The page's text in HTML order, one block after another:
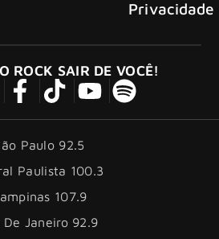
Privacidade
ROCK SAIR DE VOCÊ!
Paulo 92.5
Paulista 100.3
107.9
De Janeiro 92.9